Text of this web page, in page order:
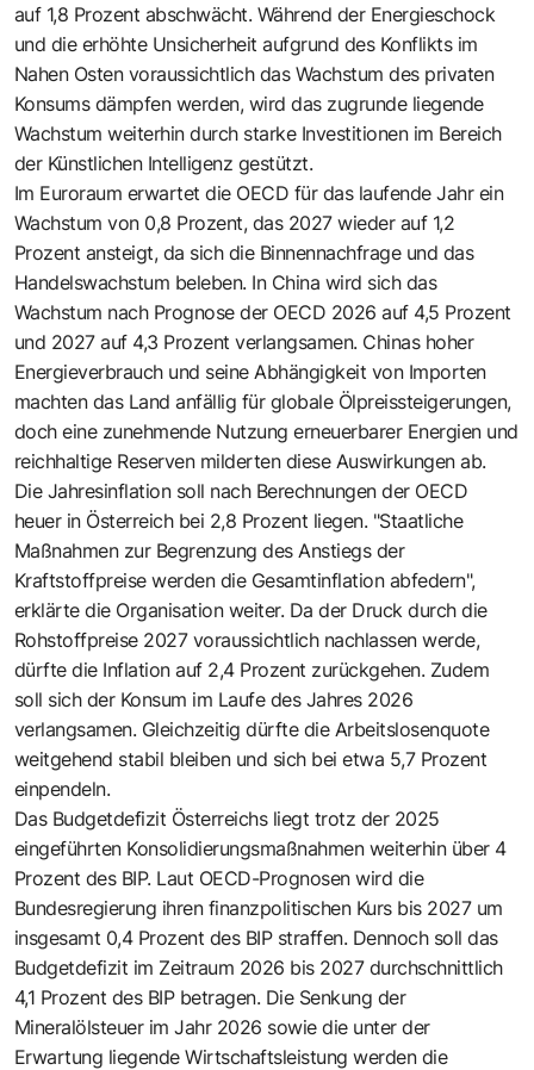
auf 1,8 Prozent abschwächt. Während der Energieschock
und die erhöhte Unsicherheit aufgrund des Konflikts im
Nahen Osten voraussichtlich das Wachstum des privaten
Konsums dämpfen werden, wird das zugrunde liegende
Wachstum weiterhin durch starke Investitionen im Bereich
der Künstlichen Intelligenz gestützt.
Im Euroraum erwartet die OECD für das laufende Jahr ein
Wachstum von 0,8 Prozent, das 2027 wieder auf 1,2
Prozent ansteigt, da sich die Binnennachfrage und das
Handelswachstum beleben. In China wird sich das
Wachstum nach Prognose der OECD 2026 auf 4,5 Prozent
und 2027 auf 4,3 Prozent verlangsamen. Chinas hoher
Energieverbrauch und seine Abhängigkeit von Importen
machten das Land anfällig für globale Ölpreissteigerungen,
doch eine zunehmende Nutzung erneuerbarer Energien und
reichhaltige Reserven milderten diese Auswirkungen ab.
Die Jahresinflation soll nach Berechnungen der OECD
heuer in Österreich bei 2,8 Prozent liegen. "Staatliche
Maßnahmen zur Begrenzung des Anstiegs der
Kraftstoffpreise werden die Gesamtinflation abfedern",
erklärte die Organisation weiter. Da der Druck durch die
Rohstoffpreise 2027 voraussichtlich nachlassen werde,
dürfte die Inflation auf 2,4 Prozent zurückgehen. Zudem
soll sich der Konsum im Laufe des Jahres 2026
verlangsamen. Gleichzeitig dürfte die Arbeitslosenquote
weitgehend stabil bleiben und sich bei etwa 5,7 Prozent
einpendeln.
Das Budgetdefizit Österreichs liegt trotz der 2025
eingeführten Konsolidierungsmaßnahmen weiterhin über 4
Prozent des BIP. Laut OECD-Prognosen wird die
Bundesregierung ihren finanzpolitischen Kurs bis 2027 um
insgesamt 0,4 Prozent des BIP straffen. Dennoch soll das
Budgetdefizit im Zeitraum 2026 bis 2027 durchschnittlich
4,1 Prozent des BIP betragen. Die Senkung der
Mineralölsteuer im Jahr 2026 sowie die unter der
Erwartung liegende Wirtschaftsleistung werden die